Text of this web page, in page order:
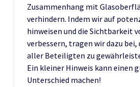
Zusammenhang mit
verhindern. Indem wir auf
hinweisen und die Sichtbarkeit
verbessern, tragen wir dazu bei,
aller Beteiligten zu
Ein kleiner Hinweis kann einen
Unterschied machen!